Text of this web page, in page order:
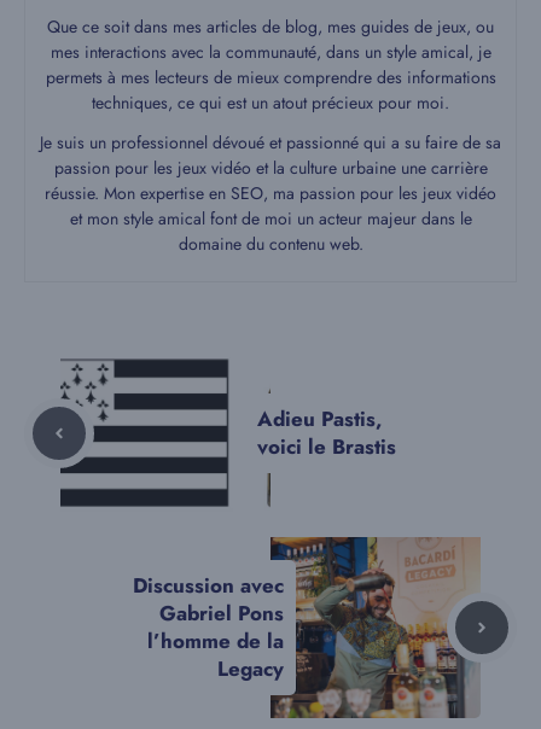
Que ce soit dans mes articles de blog, mes guides de jeux, ou
mes interactions avec la communauté, dans un style amical, je
permets à mes lecteurs de mieux comprendre des informations
techniques, ce qui est un atout précieux pour moi.
Je suis un professionnel dévoué et passionné qui a su faire de sa
passion pour les jeux vidéo et la culture urbaine une carrière
réussie. Mon expertise en SEO, ma passion pour les jeux vidéo
et mon style amical font de moi un acteur majeur dans le
domaine du contenu web.
Adieu Pastis,
voici le Brastis
Discussion avec
Gabriel Pons
l’homme de la
Legacy